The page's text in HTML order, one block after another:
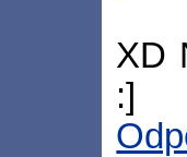
XD
:]